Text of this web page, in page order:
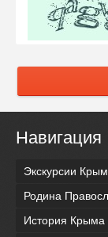
Навигация
Экскурсии
Родина
История Крыма